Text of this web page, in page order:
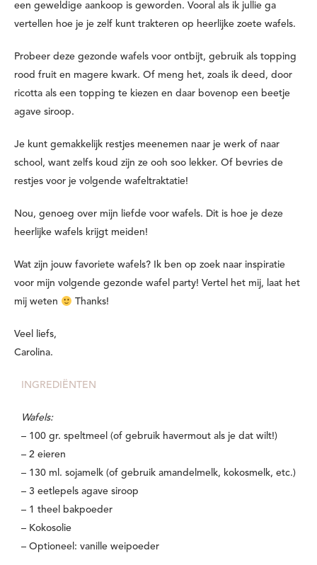
een geweldige aankoop is geworden. Vooral als ik jullie ga
vertellen hoe je je zelf kunt trakteren op heerlijke zoete wafels.
Probeer deze gezonde wafels voor ontbijt, gebruik als topping
rood fruit en magere kwark. Of meng het, zoals ik deed, door
ricotta als een topping te kiezen en daar bovenop een beetje
agave siroop.
Je kunt gemakkelijk restjes meenemen naar je werk of naar
school, want zelfs koud zijn ze ooh soo lekker. Of bevries de
restjes voor je volgende wafeltraktatie!
Nou, genoeg over mijn liefde voor wafels. Dit is hoe je deze
heerlijke wafels krijgt meiden!
Wat zijn jouw favoriete wafels? Ik ben op zoek naar inspiratie
voor mijn volgende gezonde wafel party! Vertel het mij, laat het
mij weten
Thanks!
Veel liefs,
Carolina.
INGREDIËNTEN
Wafels:
– 100 gr. speltmeel (of gebruik havermout als je dat wilt!)
– 2 eieren
– 130 ml. sojamelk (of gebruik amandelmelk, kokosmelk, etc.)
– 3 eetlepels agave siroop
– 1 theel bakpoeder
– Kokosolie
– Optioneel: vanille weipoeder